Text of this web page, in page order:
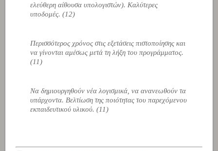
ελεύθερη αίθουσα υπολογιστών). Καλύτερες
υποδομές. (12)
Περισσότερος χρόνος στις εξετάσεις πιστοποίησης και
να γίνονται αμέσως μετά τη λήξη του προγράμματος.
(11)
Να δημιουργηθούν νέα λογισμικά, να ανανεωθούν τα
υπάρχοντα. Βελτίωση της ποιότητας του παρεχόμενου
εκπαιδευτικού υλικού. (11)